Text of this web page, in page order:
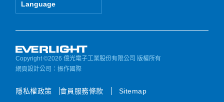
u
e
i
Language
Copyright ©2026 億光電子工業股份有限公司 版權所有
網頁設計公司 ：振作國際
隱私權政策 會員服務條款 Sitemap